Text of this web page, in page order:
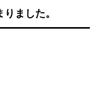
ました。